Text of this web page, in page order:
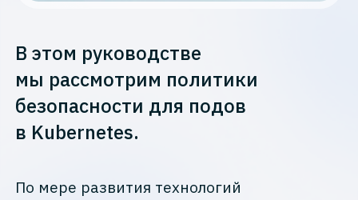
В этом руководстве
мы рассмотрим политики
безопасности для подов
в Kubernetes.
По мере развития технологий